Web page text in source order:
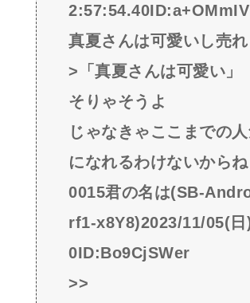
真夏さんは可愛いし売
>「真夏さんは可愛い」
そりゃそうよ
じゃなきゃここまでの
になれるわけないからね
0015君の名は(SB-
rf1-x8Y8)2023/11/05(
0ID:Bo9CjSWer
>>